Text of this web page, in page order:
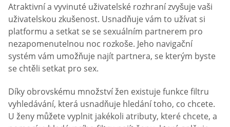
Atraktivní a vyvinuté uživatelské rozhraní zvyšuje vaši
uživatelskou zkušenost. Usnadňuje vám to užívat si
platformu a setkat se se sexuálním partnerem pro
nezapomenutelnou noc rozkoše. Jeho navigační
systém vám umožňuje najít partnera, se kterým byste
se chtěli setkat pro sex.
Díky obrovskému množství žen existuje funkce filtru
vyhledávání, která usnadňuje hledání toho, co chcete.
U ženy můžete vyplnit jakékoli atributy, které chcete, a